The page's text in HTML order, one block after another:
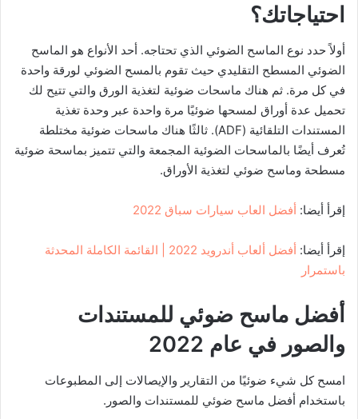
احتياجاتك؟
أولاً حدد نوع الماسح الضوئي الذي تحتاجه. أحد الأنواع هو الماسح
الضوئي المسطح التقليدي حيث تقوم بالمسح الضوئي لورقة واحدة
في كل مرة. ثم هناك ماسحات ضوئية لتغذية الورق والتي تتيح لك
تحميل عدة أوراق لمسحها ضوئيًا مرة واحدة عبر وحدة تغذية
المستندات التلقائية (ADF). ثالثًا هناك ماسحات ضوئية مختلطة
تُعرف أيضًا بالماسحات الضوئية المجمعة والتي تتميز بماسحة ضوئية
مسطحة وماسح ضوئي لتغذية الأوراق.
إقرأ أيضا: أفضل العاب سيارات سباق 2022
إقرأ أيضا:
أفضل ألعاب أندرويد 2022 | القائمة الكاملة المحدثة
باستمرار
أفضل ماسح ضوئي للمستندات
والصور في عام 2022
امسح كل شيء ضوئيًا من التقارير والإيصالات إلى المطبوعات
باستخدام أفضل ماسح ضوئي للمستندات والصور.